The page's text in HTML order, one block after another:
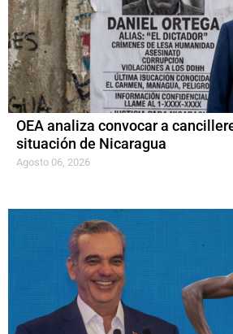
OEA analiza convocar a
situación de Nicaragua
Agosto 06, 2026